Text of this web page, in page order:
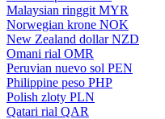
Malaysian ringgit MYR
Norwegian krone NOK
New Zealand dollar NZD
Omani rial OMR
Peruvian nuevo sol PEN
Philippine peso PHP
Polish zloty PLN
Qatari rial QAR